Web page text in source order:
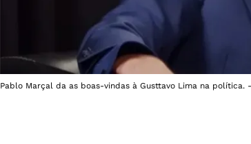
Pablo Marçal da as boas-vindas à Gusttavo Lima na política.